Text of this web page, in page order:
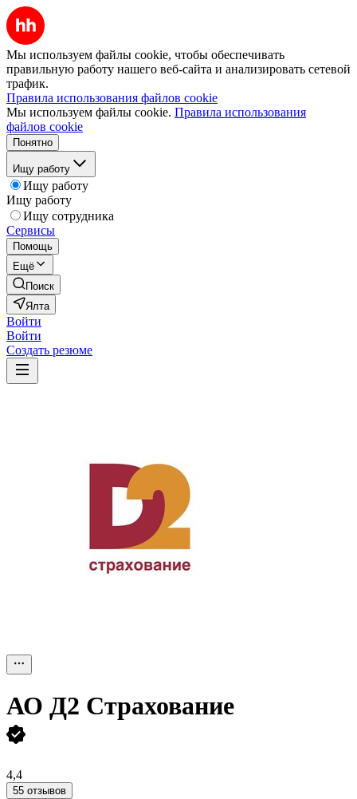
Мы используем файлы cookie, чтобы обеспечивать
правильную работу нашего веб-сайта и анализировать сетевой
трафик.
Правила использования файлов cookie
Мы используем файлы cookie. Правила использования
файлов cookie
Понятно
Ищу работу
Ищу работу
Ищу работу
Ищу сотрудника
Сервисы
Помощь
Ещё
Поиск
Ялта
Войти
Войти
Создать резюме
АО Д2 Страхование
4,4
55 отзывов